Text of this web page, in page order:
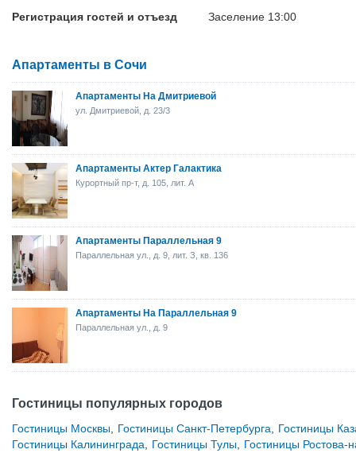
Регистрация гостей и отъезд Заселение 13:00
Апартаменты в Сочи
Апартаменты На Дмитриевой
ул. Дмитриевой, д. 23/3
Апартаменты Актер Галактика
Курортный пр-т, д. 105, лит. А
Апартаменты Параллельная 9
Параллельная ул., д. 9, лит. З, кв. 136
Апартаменты На Параллельная 9
Параллельная ул., д. 9
Гостиницы популярных городов
Гостиницы Москвы Гостиницы Санкт-Петербурга
Гостиницы
Гостиницы Калининграда
Гостиницы Тулы Гостиницы Ростова-